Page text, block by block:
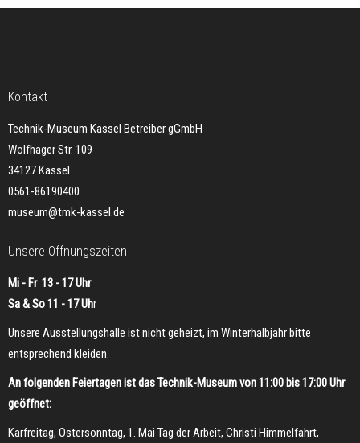
Kontakt
Technik-Museum Kassel Betreiber gGmbH
Wolfhager Str. 109
34127 Kassel
0561-86190400
museum@tmk-kassel.de
Unsere Öffnungszeiten
Mi - Fr 13 - 17 Uhr
Sa & So 11 - 17 Uhr
Unsere Ausstellungshalle ist nicht geheizt, im Winterhalbjahr bitte
entsprechend kleiden.
An folgenden Feiertagen ist das Technik-Museum von 11:00 bis 17:00 Uhr
geöffnet:
Karfreitag, Ostersonntag, 1. Mai Tag der Arbeit, Christi Himmelfahrt,